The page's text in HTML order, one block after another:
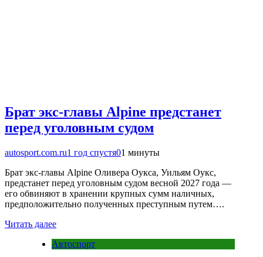
Брат экс-главы Alpine предстанет
перед уголовным судом
autosport.com.ru1 год спустя01 минуты
Брат экс-главы Alpine Оливера Оукса, Уильям Оукс,
предстанет перед уголовным судом весной 2027 года —
его обвиняют в хранении крупных сумм наличных,
предположительно полученных преступным путем….
Читать далее
Автоспорт